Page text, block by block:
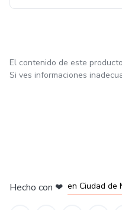
El contenido de este
Si ves informaciones
Hecho con ❤ en Ciudad de